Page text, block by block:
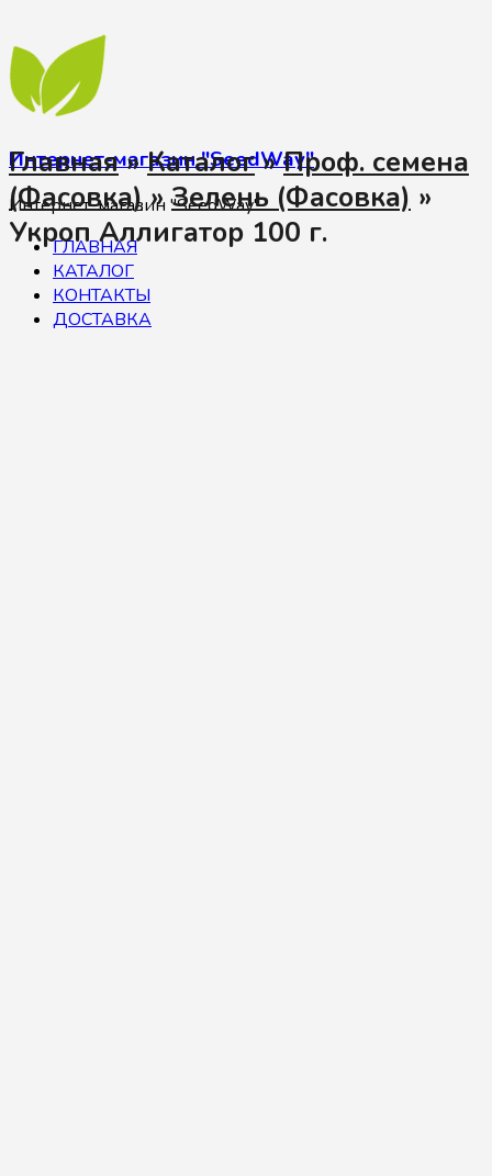
Интернет-магазин "SeedWay"
Интернет-магазин "SeedWay"
ГЛАВНАЯ
КАТАЛОГ
КОНТАКТЫ
ДОСТАВКА
Главная»Каталог»Проф. семена
(Фасовка)»Зелень (Фасовка) »
Укроп Аллигатор 100 г.